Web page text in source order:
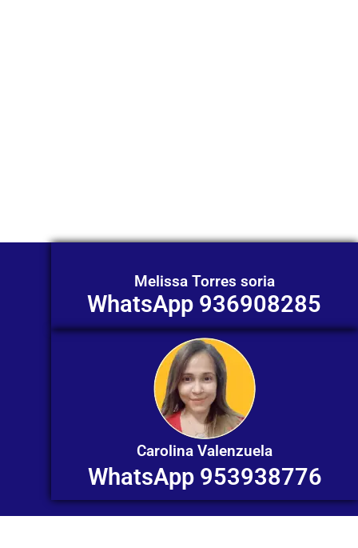
Melissa Torres soria
WhatsApp 936908285
Carolina Valenzuela
WhatsApp 953938776